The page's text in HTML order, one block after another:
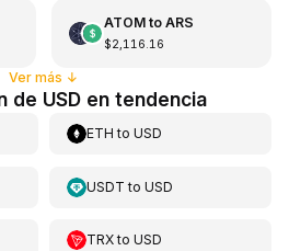
ATOMto ARS
$2,116.16
Ver más ↓
de USD en tendencia
ETH toUSD
USDT toUSD
TRXtoUSD